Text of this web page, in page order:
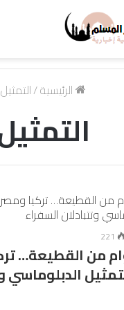
الرئيسية/التمثيل
221
أعوام من
الدبلوماسي